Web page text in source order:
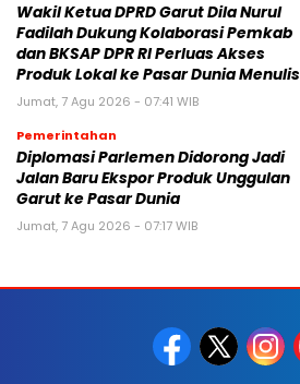
Wakil Ketua DPRD Garut Dila Nurul
Fadilah Dukung Kolaborasi Pemkab
dan BKSAP DPR RI Perluas Akses
Produk Lokal ke Pasar Dunia Menulis
Jumat, 7 Agu 2026 - 07:41 WIB
Pemerintahan
Diplomasi Parlemen Didorong Jadi
Jalan Baru Ekspor Produk Unggulan
Garut ke Pasar Dunia
Jumat, 7 Agu 2026 - 07:17 WIB